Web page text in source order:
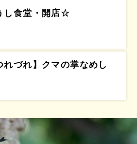
し食堂・開店☆
れづれ】クマの掌なめし